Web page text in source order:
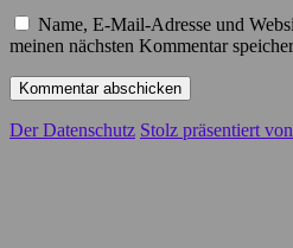
Name, E-Mail-Adresse und
meinen nächsten Kommentar
Der Datenschutz Stolz präsentiert